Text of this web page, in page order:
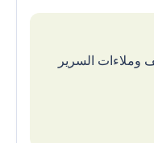
وملاءات السرير